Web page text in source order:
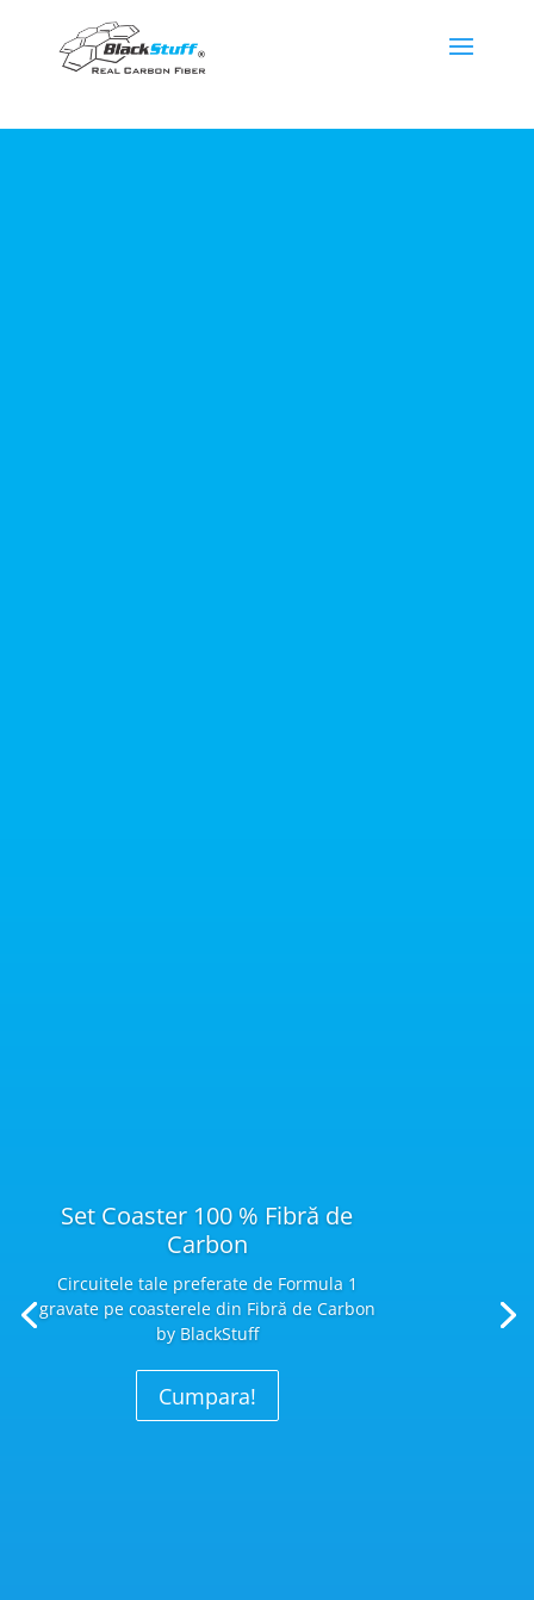
Set Coaster 100 % Fibră de
Carbon
Circuitele tale preferate de Formula 1
gravate pe coasterele din Fibră de Carbon
by BlackStuff
Cumpara!